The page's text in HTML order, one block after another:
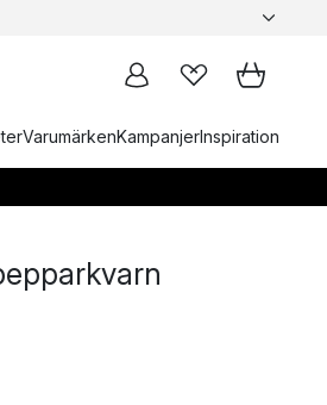
VarumärkenKampanjerInspiration